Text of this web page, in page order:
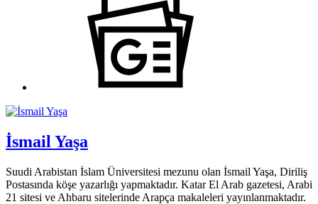
İsmail Yaşa
Suudi Arabistan İslam Üniversitesi mezunu olan İsmail Yaşa, Diriliş
Postasında köşe yazarlığı yapmaktadır. Katar El Arab gazetesi, Arabi
21 sitesi ve Ahbaru sitelerinde Arapça makaleleri yayınlanmaktadır.